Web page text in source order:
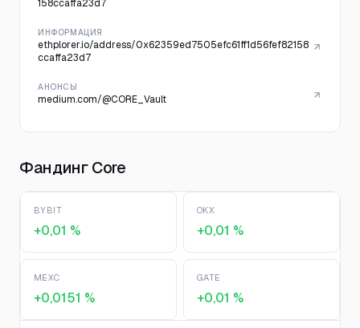
158ccaffa23d7
ИНФОРМАЦИЯ
ethplorer.io/address/0x62359ed7505efc61ff1d56fef82158
ccaffa23d7
АНОНСЫ
medium.com/@CORE_Vault
Фандинг Core
BYBIT
+0,01 %
OKX
+0,01 %
MEXC
+0,0151 %
GATE
+0,01 %